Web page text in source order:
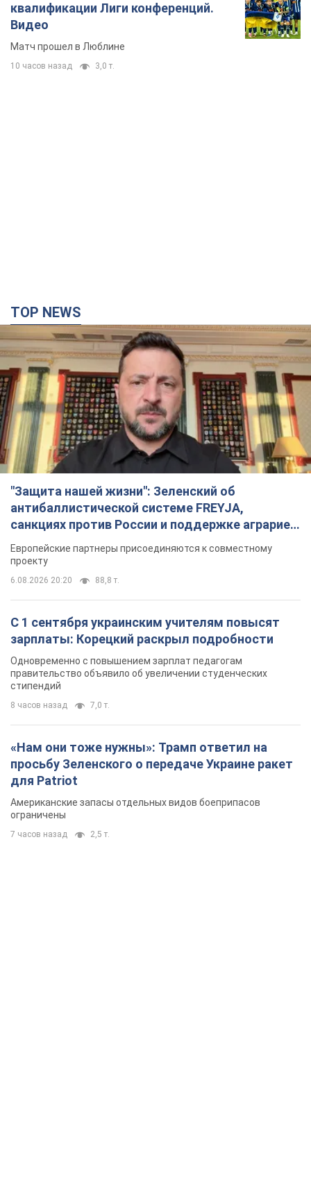
квалификации Лиги конференций.
Видео
Матч прошел в Люблине
10 часов назад 3,0 т.
TOP NEWS
"Защита нашей жизни": Зеленский об
антибаллистической системе FREYJA,
санкциях против России и поддержке аграриев.
Видео
Европейские партнеры присоединяются к совместному
проекту
6.08.2026 20:20 88,8 т.
С 1 сентября украинским учителям повысят
зарплаты: Корецкий раскрыл подробности
Одновременно с повышением зарплат педагогам
правительство объявило об увеличении студенческих
стипендий
8 часов назад 7,0 т.
«Нам они тоже нужны»: Трамп ответил на
просьбу Зеленского о передаче Украине ракет
для Patriot
Американские запасы отдельных видов боеприпасов
ограничены
7 часов назад 2,5 т.